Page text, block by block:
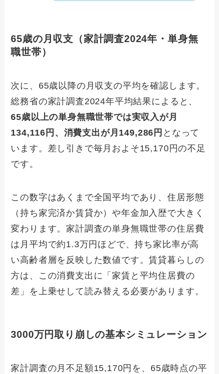
65歳の月収支（家計調査2024年・単身無
職世帯）
次に、65歳以降の月収支の平均を確認します。
総務省の家計調査2024年平均結果によると、
65歳以上の単身無職世帯では実収入が月
134,116円、消費支出が月149,286円 となって
います。差し引きで毎月およそ15,170円の不足
です。
この数字はあくまで全国平均であり、住居形態
（持ち家完済か賃貸か）や年金加入歴で大きく
変わります。家計調査の単身無職世帯の住居費
は月平均で約1.3万円ほどで、持ち家比率が高
い高齢者層を反映した数値です。賃貸暮らしの
方は、この消費支出に「家賃と平均住居費の
差」を上乗せして読み替える必要があります。
3000万円取り崩しの基本シミュレーション
家計調査の月不足額15,170円を、65歳時点の平